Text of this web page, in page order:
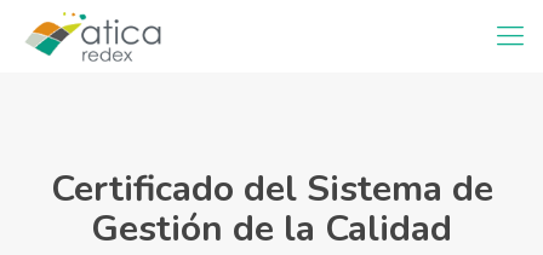
Certificado del Sistema de
Gestión de la Calidad